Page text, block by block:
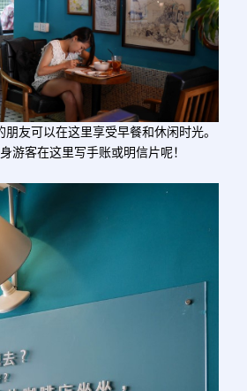
友可以在这里享受早餐和休闲时光。
游客在这里写手账或明信片呢！